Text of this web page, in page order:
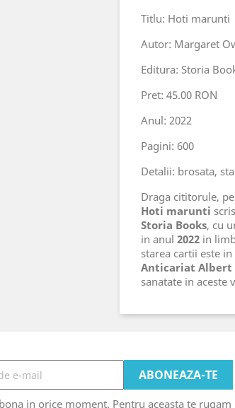
Titlu: Hoti marunti
Autor: Margaret
Editura: Storia
Pret: 45.00 RON
Anul: 2022
Pagini: 600
Detalii: brosata,
Draga cititorule,
Hoti marunti
Storia Books, cu
in anul 2022 in
starea cartii este
Anticariat Albert
sanatate in aceste
in orice moment. Pentru aceasta te rugam